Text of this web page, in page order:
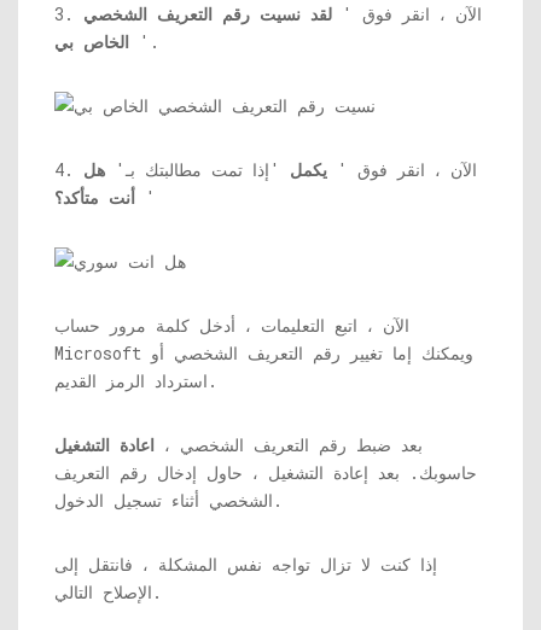
3. الآن ، انقر فوق ' لقد نسيت رقم التعريف الشخصي
الخاص بي '.
4. الآن ، انقر فوق ' يكمل 'إذا تمت مطالبتك بـ' هل
أنت متأكد؟ '
الآن ، اتبع التعليمات ، أدخل كلمة مرور حساب
Microsoft ويمكنك إما تغيير رقم التعريف الشخصي أو
استرداد الرمز القديم.
بعد ضبط رقم التعريف الشخصي ، اعادة التشغيل
حاسوبك. بعد إعادة التشغيل ، حاول إدخال رقم التعريف
الشخصي أثناء تسجيل الدخول.
إذا كنت لا تزال تواجه نفس المشكلة ، فانتقل إلى
الإصلاح التالي.